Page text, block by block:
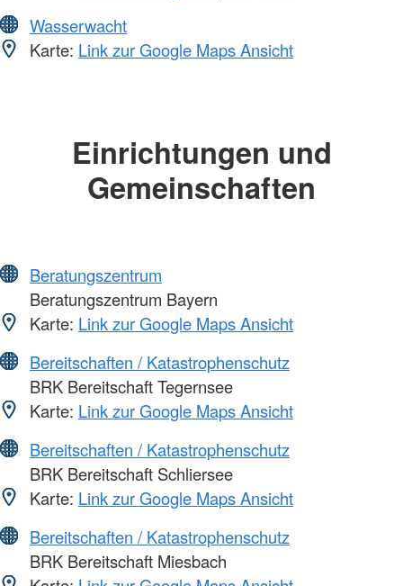
Wasserwacht
Karte: Link zur Google Maps Ansicht
Einrichtungen und
Gemeinschaften
Beratungszentrum
Beratungszentrum Bayern
Karte: Link zur Google Maps Ansicht
Bereitschaften / Katastrophenschutz
BRK Bereitschaft Tegernsee
Karte: Link zur Google Maps Ansicht
Bereitschaften / Katastrophenschutz
BRK Bereitschaft Schliersee
Karte: Link zur Google Maps Ansicht
Bereitschaften / Katastrophenschutz
BRK Bereitschaft Miesbach